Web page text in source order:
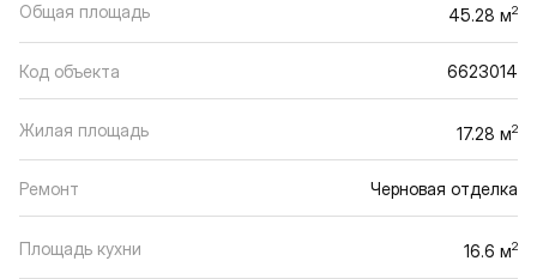
Общая площадь 45.28 м2
Код объекта 6623014
Жилая площадь 17.28 м2
Ремонт Черновая отделка
Площадь кухни 16.6 м2